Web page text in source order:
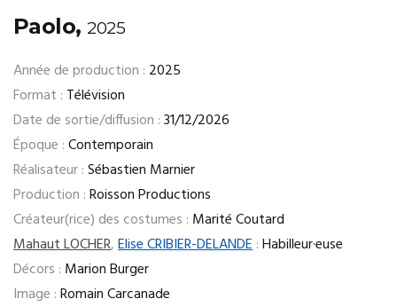
Paolo,2025
Année de production : 2025
Format : Télévision
Date de sortie/diffusion :31/12/2026
Époque :Contemporain
Réalisateur :Sébastien Marnier
Production :Roisson Productions
Créateur(rice) des costumes : Marité Coutard
Mahaut LOCHER,Elise CRIBIER-DELANDE:Habilleur·euse
Décors : Marion Burger
Image :Romain Carcanade